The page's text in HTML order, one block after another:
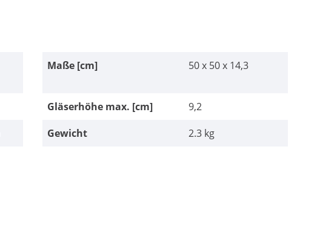
Maße [cm] 50 x 50 x 14,3
Gläserhöhe max. [cm]
9,2
Gewicht
2.3 kg